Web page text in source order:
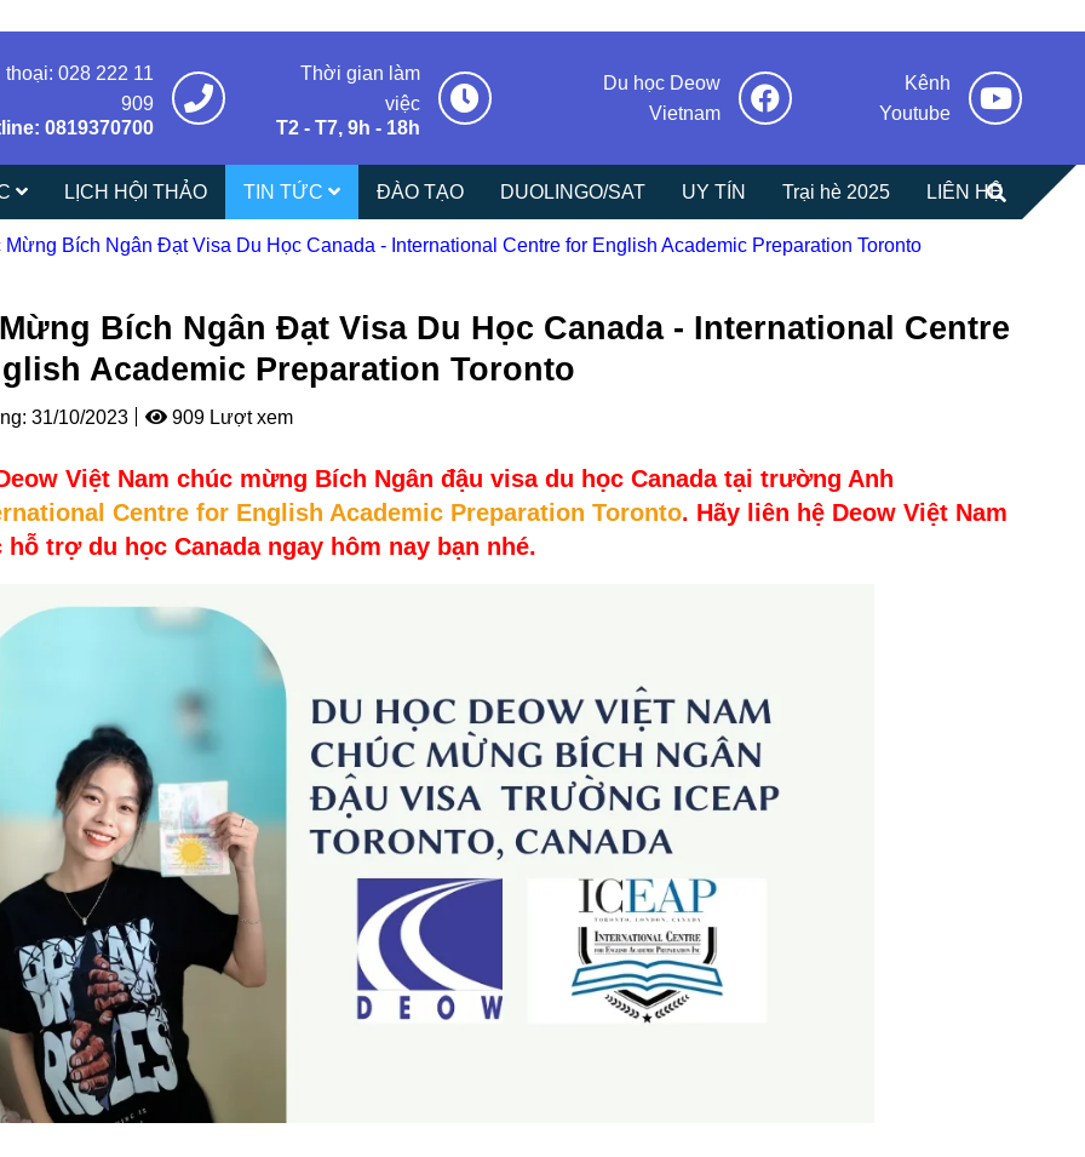
028 222 11
909
0819370700
Thời gian làm
việc
T2 - T7, 9h - 18h
Du học Deow
Vietnam
Kênh
Youtube
LỊCH HỘI THẢO TIN TỨC ĐÀO TẠO DUOLINGO/SAT UY TÍN Trại hè 2025 LIÊN HỆ
Mừng Bích Ngân Đạt Visa Du Học Canada - International Centre for English Academic Preparation Toronto
Bích Ngân Đạt Visa Du Học Canada - International Centre
Academic Preparation Toronto
31/10/2023 909 Lượt xem
Việt Nam chúc mừng Bích Ngân đậu visa du học Canada tại trường Anh
Centre for English Academic Preparation Toronto. Hãy liên hệ Deow Việt Nam
trợ du học Canada ngay hôm nay bạn nhé.